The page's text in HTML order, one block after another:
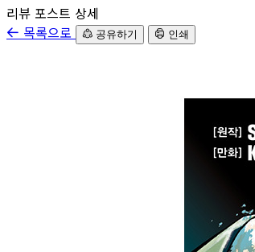
본문으로 바로가기
리뷰 포스트 상세
목록으로
공유하기 인쇄